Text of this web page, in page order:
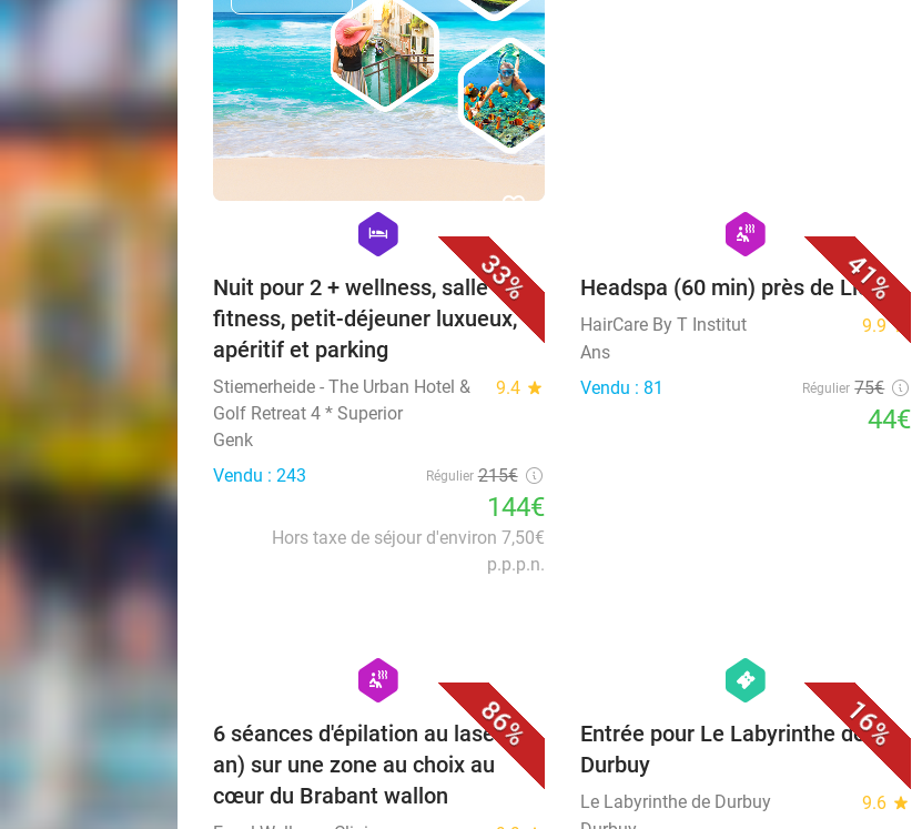
33%
favorite_border
hexagon
hotel
Nuit pour 2 + wellness, salle
fitness, petit-déjeuner luxueux,
apéritif et parking
Stiemerheide - The Urban Hotel &
Golf Retreat 4 * Superior
9.4 star
Genk
Vendu : 243
Régulier 215€
144€
Hors taxe de séjour d'environ 7,50€
p.p.p.n.
41%
hexagon
wellness
Headspa (60 min) près de Liège
HairCare By T Institut 9.9star
Ans
Vendu : 81
Régulier 75€
44€
86%
hexagon
wellness
6 séances d'épilation au laser (1
an) sur une zone au choix au
cœur du Brabant wallon
16%
hexagon
events
Entrée pour Le Labyrinthe de
Durbuy
Le Labyrinthe de Durbuy 9.6 star